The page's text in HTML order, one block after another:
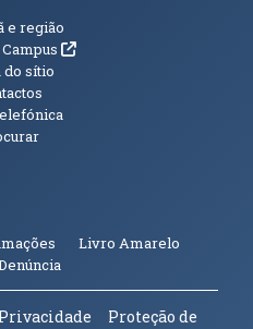
e região
Campus(abre em nova janela)
do sítio
Livro Amarelo
(abre em nova janela)
Proteção de